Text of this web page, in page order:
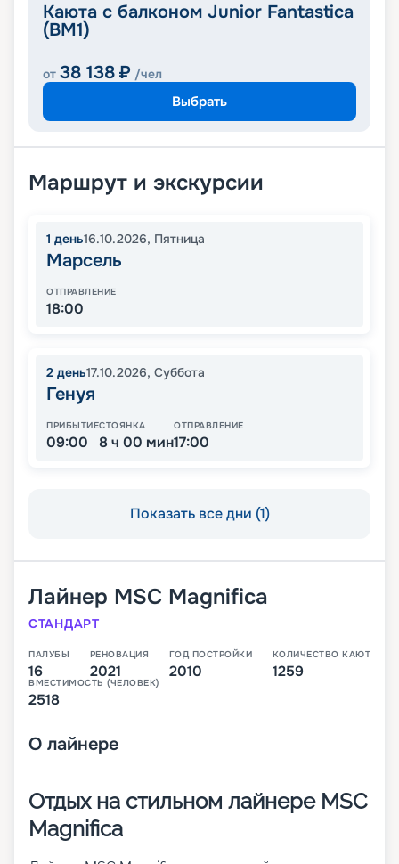
Каюта с балконом Junior Fantastica
(BM1)
от 38 138 ₽ /чел
Выбрать
Маршрут и экскурсии
1 день16.10.2026, Пятница
Марсель
ОТПРАВЛЕНИЕ
18:00
2 день17.10.2026, Суббота
Генуя
ПРИБЫТИЕ
09:00
СТОЯНКА
8 ч 00 мин
ОТПРАВЛЕНИЕ
17:00
Показать все дни (1)
Лайнер MSC Magnifica
СТАНДАРТ
ПАЛУБЫ
16
РЕНОВАЦИЯ
2021
ГОД ПОСТРОЙКИ
2010
КОЛИЧЕСТВО КАЮТ
1259
ВМЕСТИМОСТЬ (ЧЕЛОВЕК)
2518
О лайнере
Отдых на стильном лайнере MSC
Magnifica